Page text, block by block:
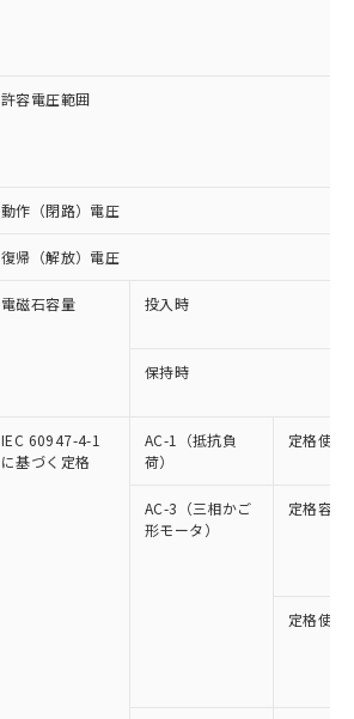
許容電圧範囲
動作（閉路）電圧
復帰（解放）電圧
電磁石容量 投入時
保持時
IEC 60947-4-1
に基づく定格
AC-1（抵抗負
荷）
定格使用
AC-3（三相かご
形モータ）
定格容量
定格使用